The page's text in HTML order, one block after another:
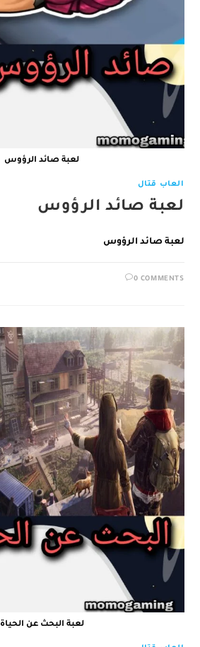
لعبة صائد الرؤوس
العاب قتال
لعبة صائد الرؤوس
لعبة صائد الرؤوس
0 COMMENTS
لعبة البحث عن الحياة